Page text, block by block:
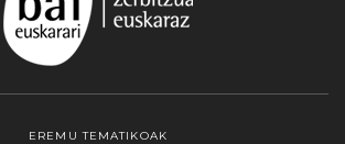
EREMU TEMATIKOAK